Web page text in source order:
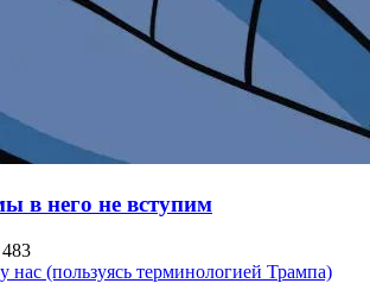
в него не вступим